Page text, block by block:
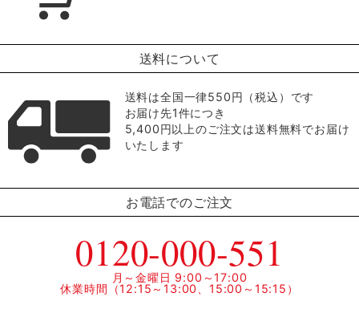
送料について
送料は全国一律550円（税込）です
お届け先1件につき
5,400円以上のご注文は送料無料でお届け
いたします
お電話でのご注文
0120-000-551
月～金曜日 9:00～17:00
休業時間（12:15～13:00、15:00～15:15）